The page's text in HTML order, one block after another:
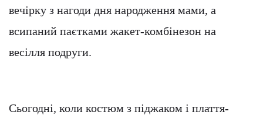
вечірку з нагоди дня народження мами, а
всипаний паєтками жакет-комбінезон на
весілля подруги.
Сьогодні, коли костюм з піджаком і плаття-